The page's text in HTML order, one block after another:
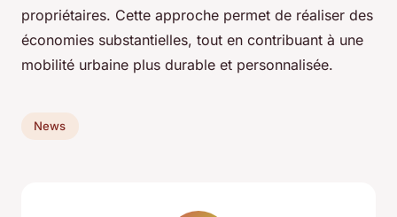
propriétaires. Cette approche permet de réaliser des
économies substantielles, tout en contribuant à une
mobilité urbaine plus durable et personnalisée.
News